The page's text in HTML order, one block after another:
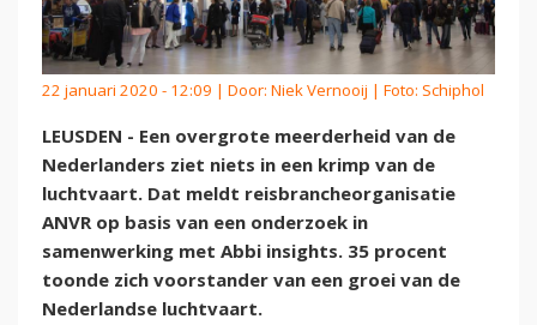
22 januari 2020 - 12:09 | Door: Niek Vernooij | Foto: Schiphol
LEUSDEN - Een overgrote meerderheid van de
Nederlanders ziet niets in een krimp van de
luchtvaart. Dat meldt reisbrancheorganisatie
ANVR op basis van een onderzoek in
samenwerking met Abbi insights. 35 procent
toonde zich voorstander van een groei van de
Nederlandse luchtvaart.